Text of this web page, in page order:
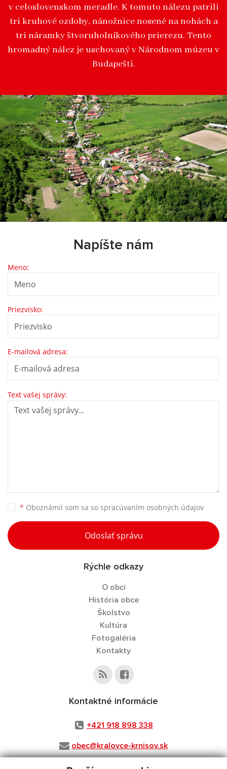
v celoslovenskom meradle. K tomuto nálezu patrili
tri kruhové ozdoby, nánožnice nosené na nohách a
tri náramky štvoruholníkového prierezu. Tento
hromadný nález je uschovaný v Národnom múzeu v
Budapešti.
Napíšte nám
Meno:
Priezvisko:
E-mailová adresa:
Text vašej správy:
* Oboznámil som sa so spracúvaním osobných údajov
Odoslať správu
Rýchle odkazy
O obci
História obce
Školstvo
Kultúra
Fotogaléria
Kontakty
Kontaktné informácie
+421 918 898 338
obec@kralovce-krnisov.sk